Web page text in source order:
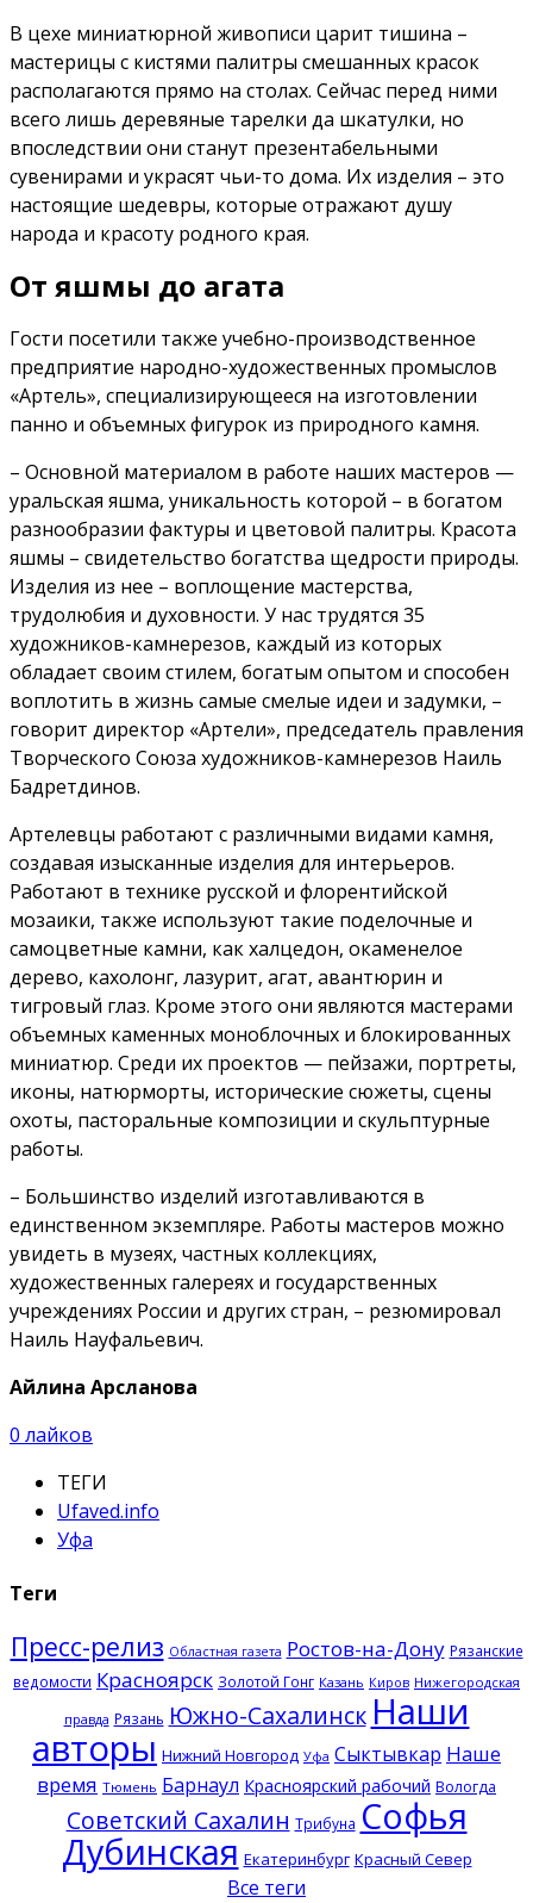
В цехе миниатюрной живописи царит тишина –
мастерицы с кистями палитры смешанных красок
располагаются прямо на столах. Сейчас перед ними
всего лишь деревяные тарелки да шкатулки, но
впоследствии они станут презентабельными
сувенирами и украсят чьи-то дома. Их изделия – это
настоящие шедевры, которые отражают душу
народа и красоту родного края.
От яшмы до агата
Гости посетили также учебно-производственное
предприятие народно-художественных промыслов
«Артель», специализирующееся на изготовлении
панно и объемных фигурок из природного камня.
– Основной материалом в работе наших мастеров —
уральская яшма, уникальность которой – в богатом
разнообразии фактуры и цветовой палитры. Красота
яшмы – свидетельство богатства щедрости природы.
Изделия из нее – воплощение мастерства,
трудолюбия и духовности. У нас трудятся 35
художников-камнерезов, каждый из которых
обладает своим стилем, богатым опытом и способен
воплотить в жизнь самые смелые идеи и задумки, –
говорит директор «Артели», председатель правления
Творческого Союза художников-камнерезов Наиль
Бадретдинов.
Артелевцы работают с различными видами камня,
создавая изысканные изделия для интерьеров.
Работают в технике русской и флорентийской
мозаики, также используют такие поделочные и
самоцветные камни, как халцедон, окаменелое
дерево, кахолонг, лазурит, агат, авантюрин и
тигровый глаз. Кроме этого они являются мастерами
объемных каменных моноблочных и блокированных
миниатюр. Среди их проектов — пейзажи, портреты,
иконы, натюрморты, исторические сюжеты, сцены
охоты, пасторальные композиции и скульптурные
работы.
– Большинство изделий изготавливаются в
единственном экземпляре. Работы мастеров можно
увидеть в музеях, частных коллекциях,
художественных галереях и государственных
учреждениях России и других стран, – резюмировал
Наиль Науфальевич.
Айлина Арсланова
0 лайков
ТЕГИ
Ufaved.info
Уфа
Теги
Пресс-релиз Областная газета Ростов-на-Дону Рязанские
ведомости Красноярск Золотой Гонг Казань Киров Нижегородская
правда Рязань Южно-Сахалинск Наши
авторы Нижний Новгород Уфа Сыктывкар Наше
время Тюмень Барнаул Красноярский рабочий Вологда
Советский Сахалин Трибуна Софья
Дубинская Екатеринбург Красный Север
Все теги